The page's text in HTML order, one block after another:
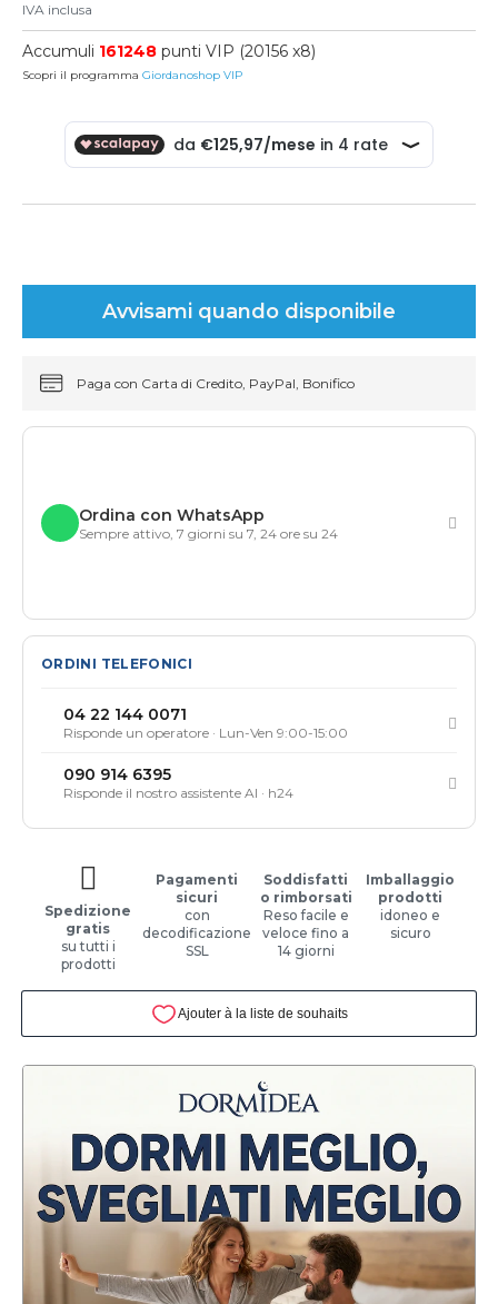
IVA inclusa
Accumuli 161248 punti VIP (20156 x8)
Scopri il programma Giordanoshop VIP
Avvisami quando disponibile
Paga con Carta di Credito, PayPal, Bonifico
Ordina con WhatsApp
Sempre attivo, 7 giorni su 7, 24 ore su 24
ORDINI TELEFONICI
04 22 144 0071
Risponde un operatore · Lun-Ven 9:00-15:00
090 914 6395
Risponde il nostro assistente AI · h24
Spedizione
gratis
su tutti i
prodotti
Pagamenti
sicuri
con
decodificazione
SSL
Soddisfatti
o rimborsati
Reso facile e
veloce fino a
14 giorni
Imballaggio
prodotti
idoneo e
sicuro